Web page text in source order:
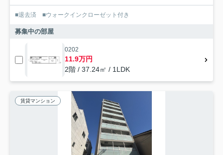
■退去済 ■ウォークインクローゼット付き
募集中の部屋
0202
11.9万円
2階 / 37.24㎡ / 1LDK
賃貸マンション